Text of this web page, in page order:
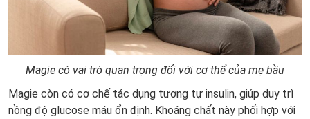
Magie có vai trò quan trọng đối với cơ thể của mẹ bầu
Magie còn có cơ chế tác dụng tương tự insulin, giúp duy trì
nồng độ glucose máu ổn định. Khoáng chất này phối hợp với